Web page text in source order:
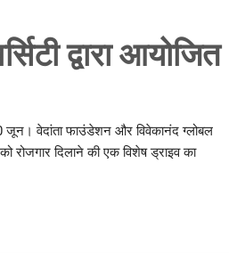
द्वारा आयोजित
वेदांता फाउंडेशन और विवेकानंद ग्लोबल
रोजगार दिलाने की एक विशेष ड्राइव का